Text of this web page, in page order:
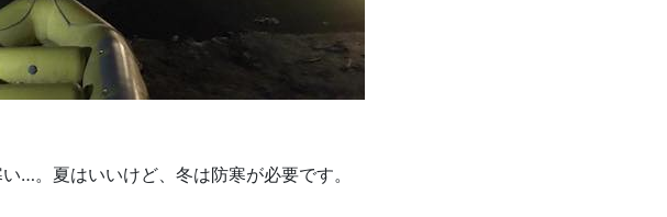
…。夏はいいけど、冬は防寒が必要です。